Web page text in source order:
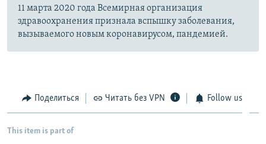
11 марта 2020 года Всемирная организация
здравоохранения признала вспышку заболевания,
вызываемого новым коронавирусом, пандемией.
Поделиться Читать без VPN Follow us
This item is part of